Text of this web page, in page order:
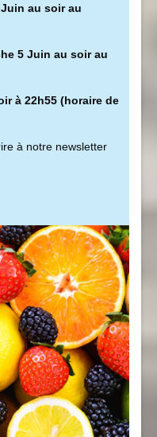
au soir au
5 Juin au soir au
à 22h55 (horaire de
à notre newsletter